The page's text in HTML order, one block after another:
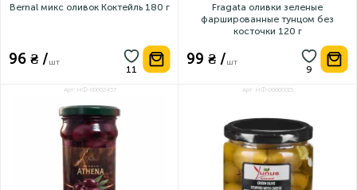
Bernal микс оливок Коктейль 180 г
96 ₴ /шт
Fragata оливки зеленые
фаршированные тунцом без
косточки 120 г
99 ₴ /шт
Арт: НФ-00002437 Арт: НФ-00000815